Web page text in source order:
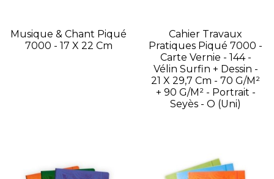
Musique & Chant Piqué
7000 - 17 X 22 Cm
Cahier Travaux
Pratiques Piqué 7000 -
Carte Vernie - 144 -
Vélin Surfin + Dessin -
21 X 29,7 Cm - 70 G/m²
+ 90 G/m² - Portrait -
Seyès - O (Uni)